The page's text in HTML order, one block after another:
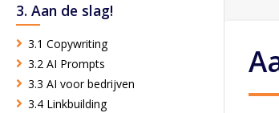
3. Aan de slag!
3.1 Copywriting
3.2 AI Prompts
3.3 AI voor bedrijven
3.4 Linkbuilding